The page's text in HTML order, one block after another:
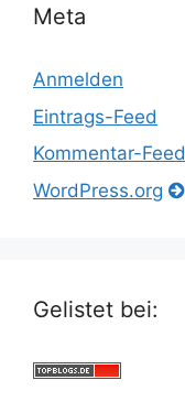
Meta
Anmelden
Eintrags-Feed
Kommentar-Feed
WordPress.org
Gelistet bei: